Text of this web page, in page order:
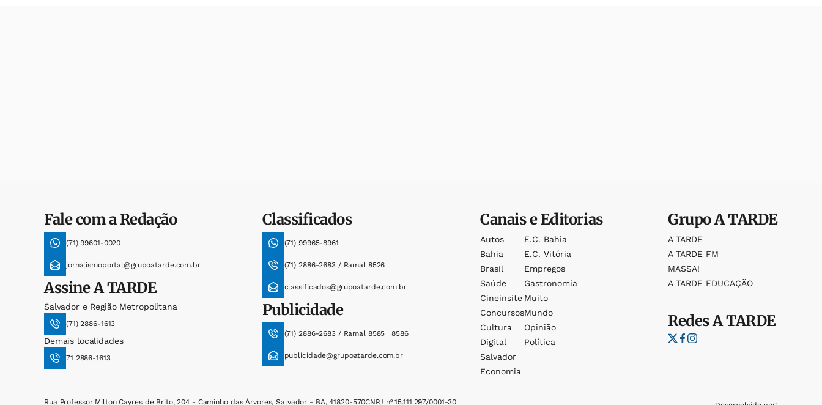
Fale com a Redação
(71) 99601-0020
jornalismoportal@grupoatarde.com.br
AssineA TARDE
Salvador e Região Metropolitana
(71) 2886-1613
Demais localidades
71 2886-1613
Classificados
(71) 99965-8961
(71) 2886-2683 / Ramal 8526
classificados@grupoatarde.com.br
Publicidade
(71) 2886-2683 / Ramal 8585 | 8586
publicidade@grupoatarde.com.br
Canais e Editorias
Autos
Bahia
Brasil
Saúde
Cineinsite
Concursos
Cultura
Digital
Salvador
Economia
E.c. Bahia
E.c. Vitória
Empregos
Gastronomia
Muito
Mundo
Opinião
Política
GrupoA TARDE
A TARDE
A TARDE FM
MASSA!
A TARDE EDUCAÇÃO
RedesA TARDE
Rua Professor Milton Cayres de Brito, 204 - Caminho das Árvores, Salvador - BA, 41820-570CNPJ nº 15.111.297/0001-30